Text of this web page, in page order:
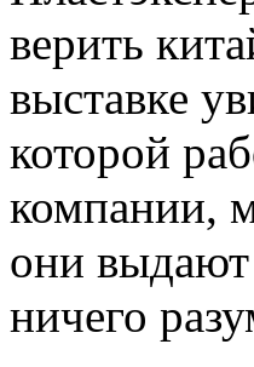
верить
выставке
которой
компании,
они
ничего